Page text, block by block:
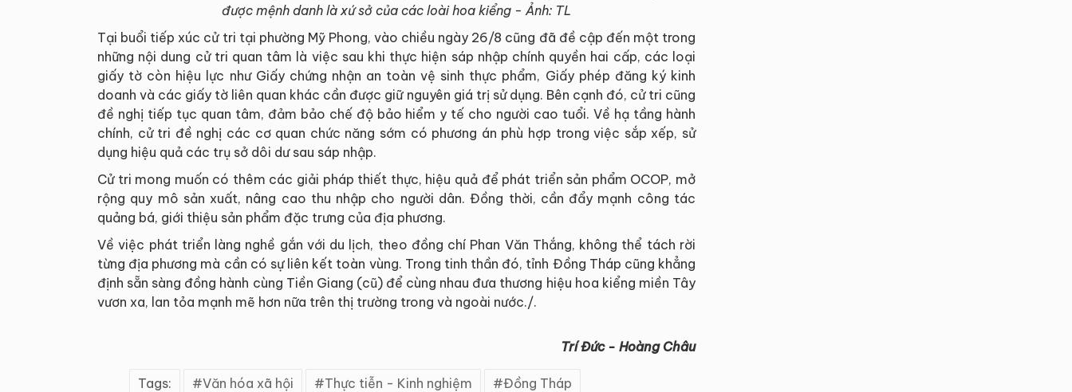
được mệnh danh là xứ sở của các loài hoa kiểng - Ảnh: TL
Tại buổi tiếp xúc cử tri tại phường Mỹ Phong, vào chiều ngày 26/8 cũng đã đề cập đến một trong
những nội dung cử tri quan tâm là việc sau khi thực hiện sáp nhập chính quyền hai cấp, các loại
giấy tờ còn hiệu lực như Giấy chứng nhận an toàn vệ sinh thực phẩm, Giấy phép đăng ký kinh
doanh và các giấy tờ liên quan khác cần được giữ nguyên giá trị sử dụng. Bên cạnh đó, cử tri cũng
đề nghị tiếp tục quan tâm, đảm bảo chế độ bảo hiểm y tế cho người cao tuổi. Về hạ tầng hành
chính, cử tri đề nghị các cơ quan chức năng sớm có phương án phù hợp trong việc sắp xếp, sử
dụng hiệu quả các trụ sở dôi dư sau sáp nhập.
Cử tri mong muốn có thêm các giải pháp thiết thực, hiệu quả để phát triển sản phẩm OCOP, mở
rộng quy mô sản xuất, nâng cao thu nhập cho người dân. Đồng thời, cần đẩy mạnh công tác
quảng bá, giới thiệu sản phẩm đặc trưng của địa phương.
Về việc phát triển làng nghề gắn với du lịch, theo đồng chí Phan Văn Thắng, không thể tách rời
từng địa phương mà cần có sự liên kết toàn vùng. Trong tinh thần đó, tỉnh Đồng Tháp cũng khẳng
định sẵn sàng đồng hành cùng Tiền Giang (cũ) để cùng nhau đưa thương hiệu hoa kiểng miền Tây
vươn xa, lan tỏa mạnh mẽ hơn nữa trên thị trường trong và ngoài nước./.
Trí Đức - Hoàng Châu
Tags: Văn hóa xã hội Thực tiễn - Kinh nghiệm Đồng Tháp